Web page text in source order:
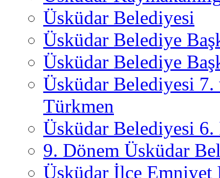
Üsküdar Belediyesi
Üsküdar Belediye
Üsküdar Belediye
Üsküdar Belediyesi
Türkmen
Üsküdar Belediyesi 6.
9. Dönem Üsküdar
Üsküdar İlçe